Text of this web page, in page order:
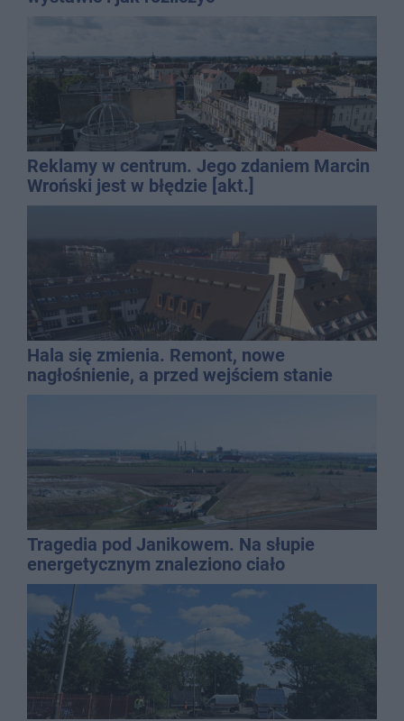
Reklamy w centrum. Jego zdaniem Marcin
Wroński jest w błędzie [akt.]
Hala się zmienia. Remont, nowe
nagłośnienie, a przed wejściem stanie
Tragedia pod Janikowem. Na słupie
energetycznym znaleziono ciało
mężczyzny